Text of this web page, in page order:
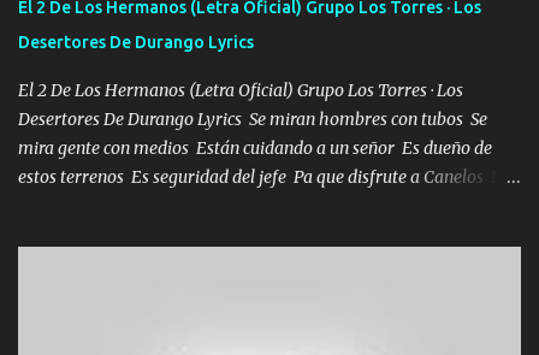
se ve limpio el camino nos confiamos al andar y nunca con la
misma piedra me vuelvo a tropezar Cuando ando de enamorado
en corto me tiró a per...
El 2 De Los Hermanos (Letra Oficial) Grupo Los Torres · Los
Desertores De Durango Lyrics
El 2 De Los Hermanos (Letra Oficial) Grupo Los Torres · Los
Desertores De Durango Lyrics Se miran hombres con tubos Se
mira gente con medios Están cuidando a un señor Es dueño de
estos terrenos Es seguridad del jefe Pa que disfrute a Canelos Es